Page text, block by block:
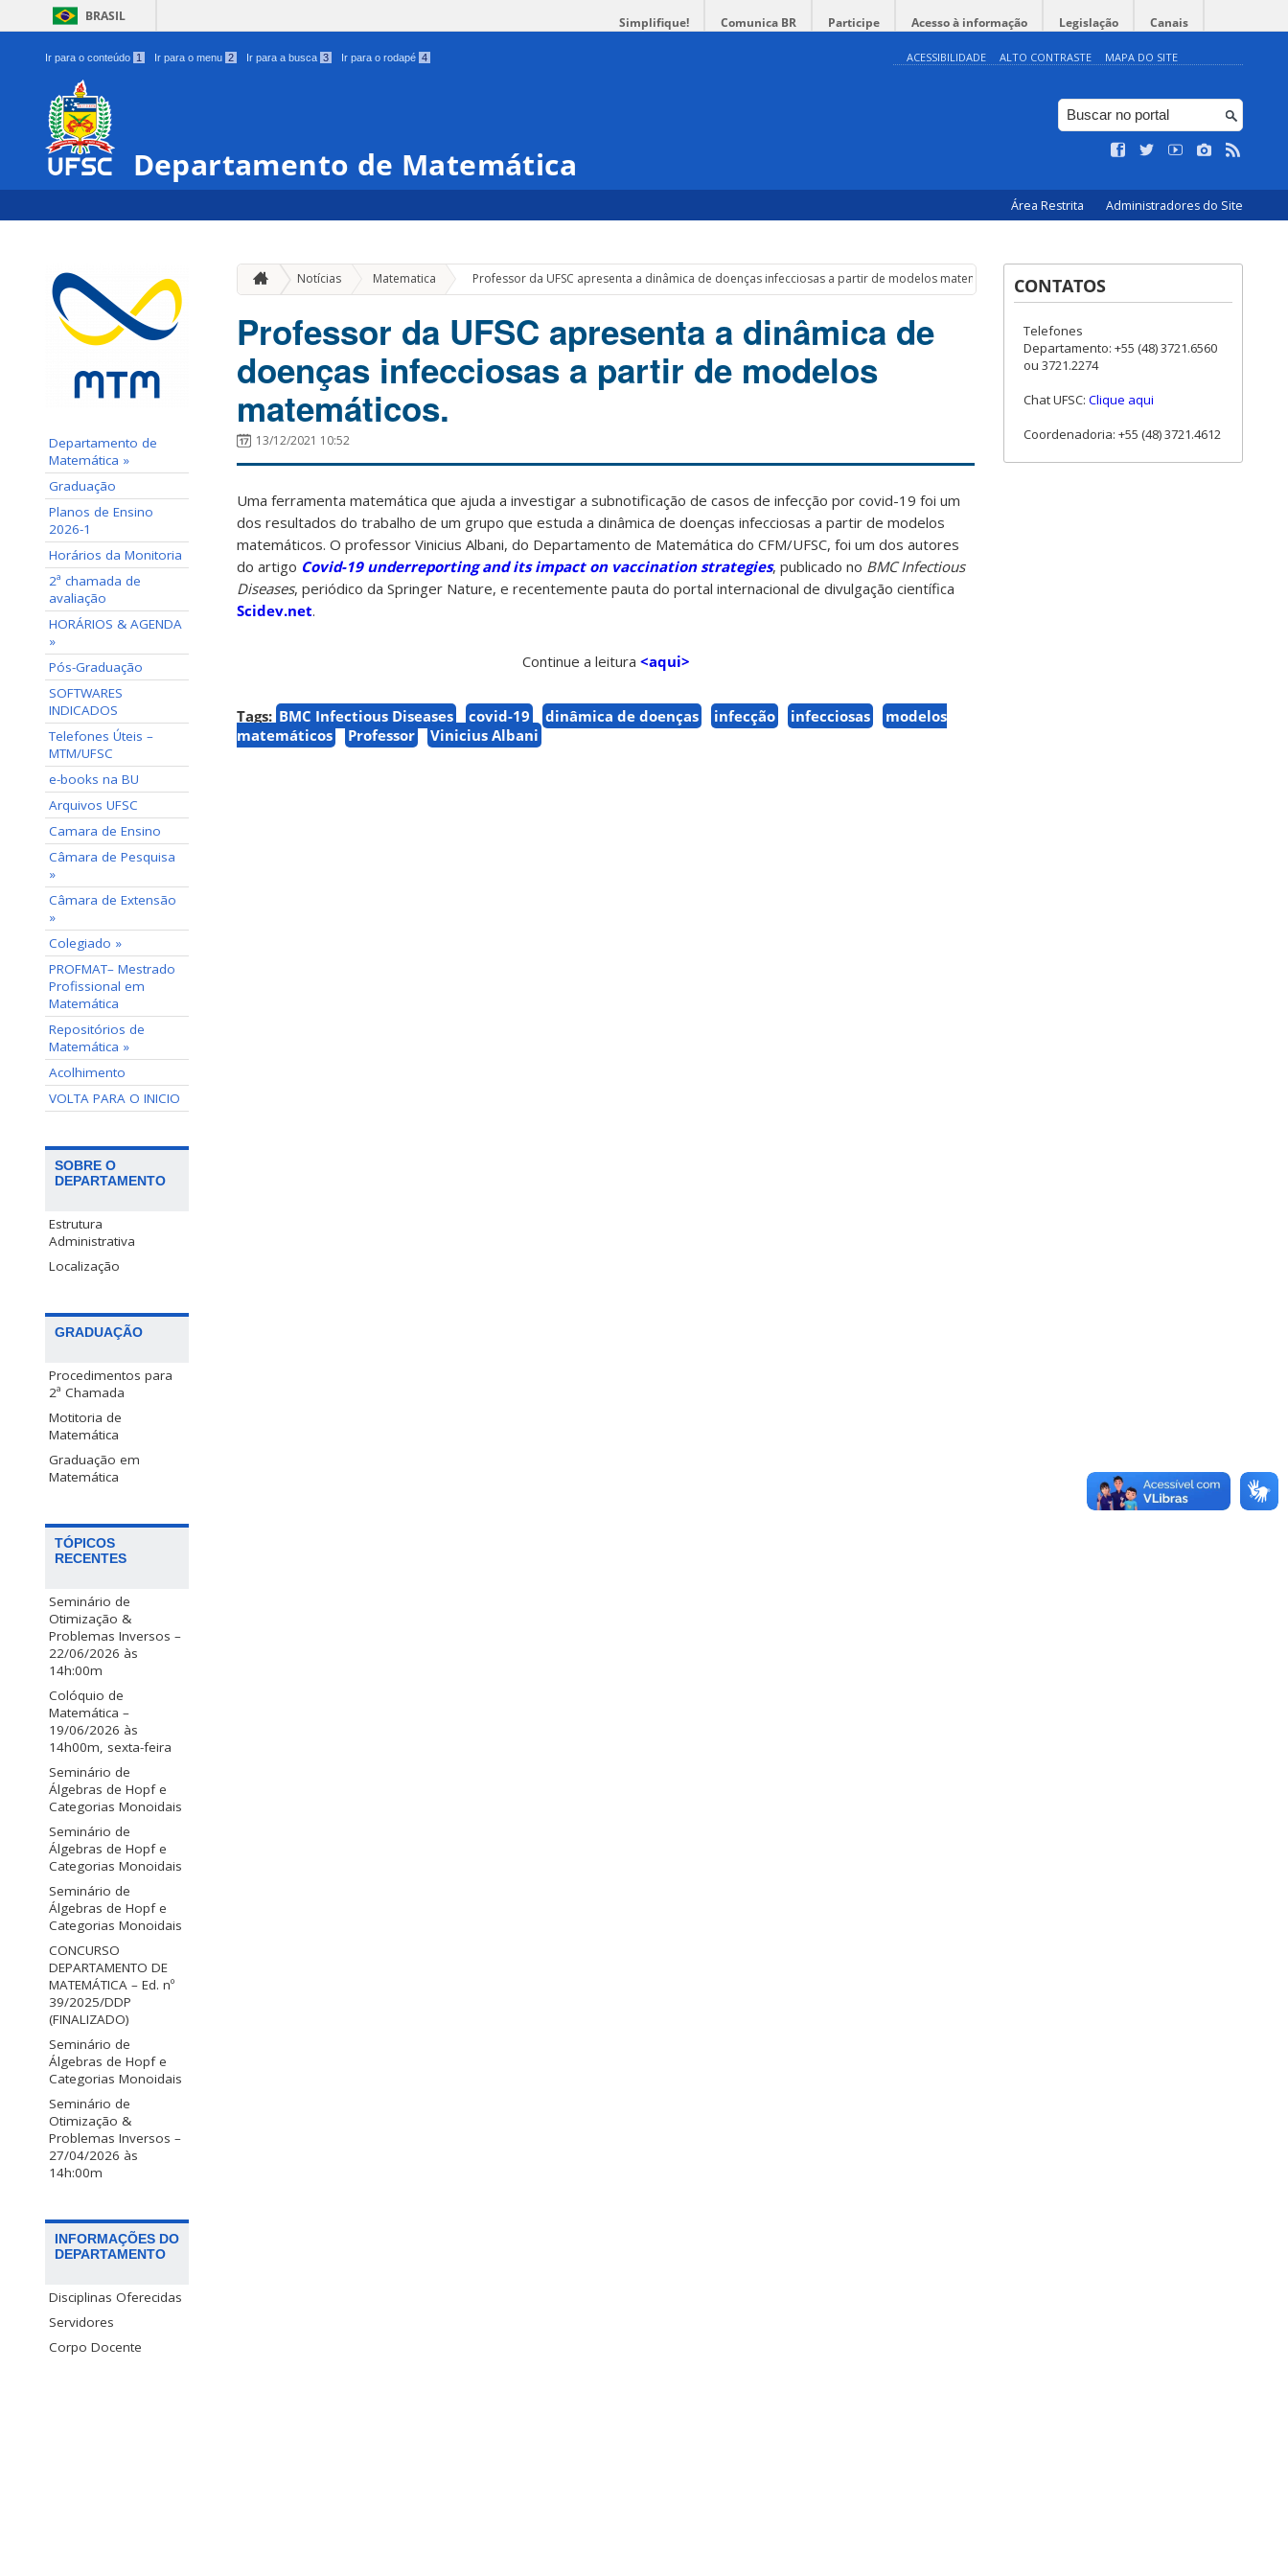
BRASIL Simplifique! Comunica BR Participe Acesso à informação Legislação Canais
Ir para o conteúdo 1 Ir para o menu 2 Ir para a busca 3 Ir para o rodapé 4 ACESSIBILIDADE ALTO CONTRASTE MAPA DO SITE
Departamento de Matemática
Área Restrita Administradores do Site
Departamento de
Matemática »
Graduação
Planos de Ensino
2026-1
Horários da Monitoria
2ª chamada de
avaliação
HORÁRIOS & AGENDA
»
Pós-Graduação
SOFTWARES
INDICADOS
Telefones Úteis –
MTM/UFSC
e-books na BU
Arquivos UFSC
Camara de Ensino
Câmara de Pesquisa
»
Câmara de Extensão
»
Colegiado »
PROFMAT– Mestrado
Profissional em
Matemática
Repositórios de
Matemática »
Acolhimento
VOLTA PARA O INICIO
SOBRE O
DEPARTAMENTO
Estrutura
Administrativa
Localização
GRADUAÇÃO
Procedimentos para
2ª Chamada
Motitoria de
Matemática
Graduação em
Matemática
TÓPICOS
RECENTES
Seminário de
Otimização &
Problemas Inversos –
22/06/2026 às
14h:00m
Colóquio de
Matemática –
19/06/2026 às
14h00m, sexta-feira
Seminário de
Álgebras de Hopf e
Categorias Monoidais
Seminário de
Álgebras de Hopf e
Categorias Monoidais
Seminário de
Álgebras de Hopf e
Categorias Monoidais
CONCURSO
DEPARTAMENTO DE
MATEMÁTICA – Ed. nº
39/2025/DDP
(FINALIZADO)
Seminário de
Álgebras de Hopf e
Categorias Monoidais
Seminário de
Otimização &
Problemas Inversos –
27/04/2026 às
14h:00m
INFORMAÇÕES DO
DEPARTAMENTO
Disciplinas Oferecidas
Servidores
Corpo Docente
Notícias Matematica » Professor da UFSC apresenta a dinâmica de doenças infecciosas a partir de modelos matemáticos.
Professor da UFSC apresenta a dinâmica de
doenças infecciosas a partir de modelos
matemáticos.
13/12/2021 10:52
Uma ferramenta matemática que ajuda a investigar a subnotificação de casos de infecção por covid-19 foi um
dos resultados do trabalho de um grupo que estuda a dinâmica de doenças infecciosas a partir de modelos
matemáticos. O professor Vinicius Albani, do Departamento de Matemática do CFM/UFSC, foi um dos autores
do artigo Covid-19 underreporting and its impact on vaccination strategies, publicado no BMC Infectious
Diseases, periódico da Springer Nature, e recentemente pauta do portal internacional de divulgação científica
Scidev.net.
Continue a leitura <aqui>
Tags: BMC Infectious Diseases covid-19 dinâmica de doenças infecção infecciosas
modelos
matemáticos
Professor Vinicius Albani
CONTATOS
Telefones
Departamento: +55 (48) 3721.6560
ou 3721.2274
Chat UFSC: Clique aqui
Coordenadoria: +55 (48) 3721.4612